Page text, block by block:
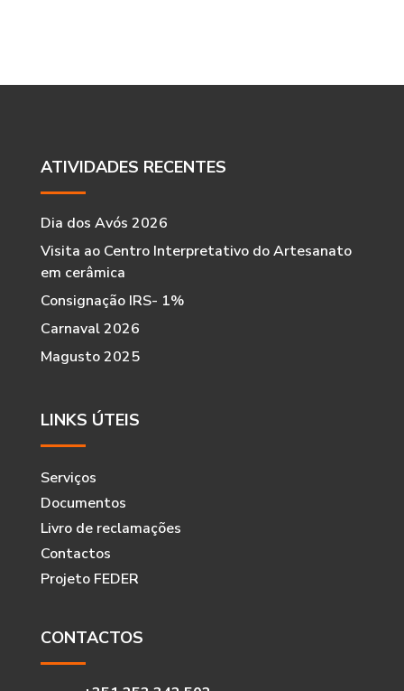
ATIVIDADES RECENTES
Dia dos Avós 2026
Visita ao Centro Interpretativo do Artesanato
em cerâmica
Consignação IRS- 1%
Carnaval 2026
Magusto 2025
LINKS ÚTEIS
Serviços
Documentos
Livro de reclamações
Contactos
Projeto FEDER
CONTACTOS